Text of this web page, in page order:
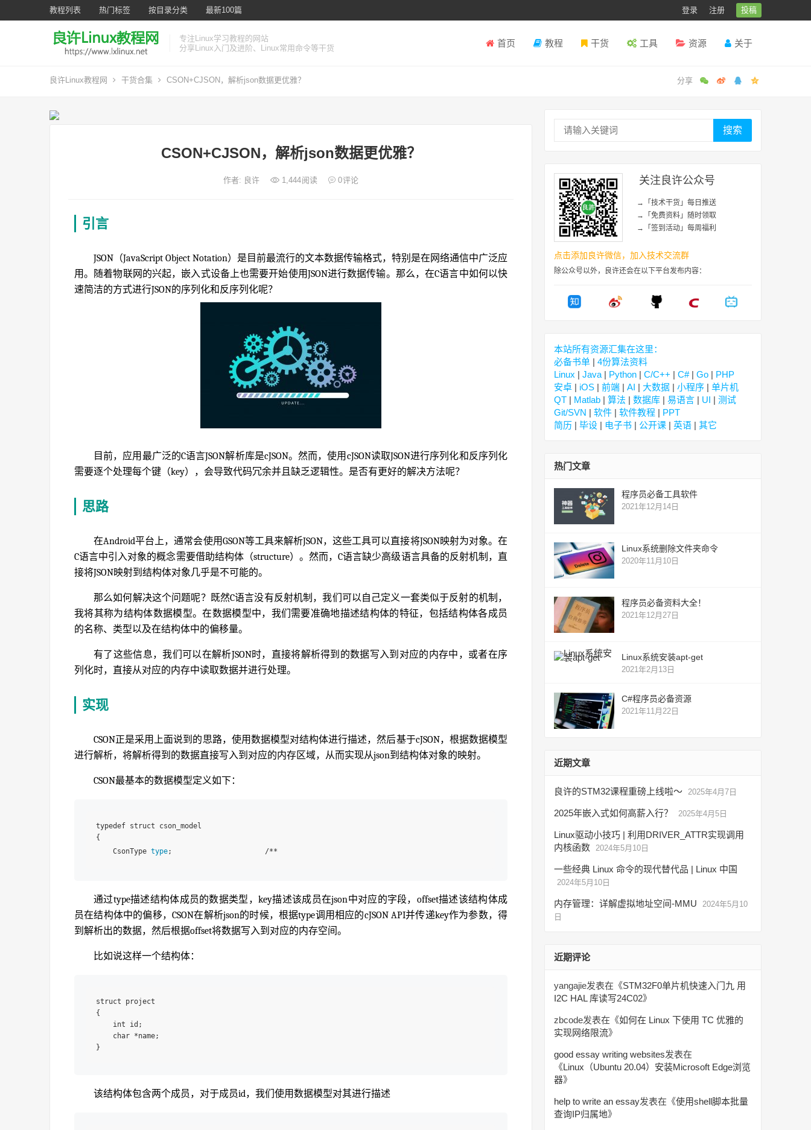
教程列表 热门标签 按目录分类 最新100篇 登录 注册 投稿
专注Linux学习教程的网站
分享Linux入门及进阶、Linux常用命令等干货
首页 教程 干货 工具 资源 关于
良许Linux教程网 干货合集 CSON+CJSON，解析json数据更优雅？
CSON+CJSON，解析json数据更优雅？
作者: 良许 1,444阅读 0评论
引言
JSON（JavaScript Object Notation）是目前最流行的文本数据传输格式，特别是在网络通信中广泛应
用。随着物联网的兴起，嵌入式设备上也需要开始使用JSON进行数据传输。那么，在C语言中如何以快
速简洁的方式进行JSON的序列化和反序列化呢？
目前，应用最广泛的C语言JSON解析库是cJSON。然而，使用cJSON读取JSON进行序列化和反序列化
需要逐个处理每个键（key），会导致代码冗余并且缺乏逻辑性。是否有更好的解决方法呢？
思路
在Android平台上，通常会使用GSON等工具来解析JSON，这些工具可以直接将JSON映射为对象。在
C语言中引入对象的概念需要借助结构体（structure）。然而，C语言缺少高级语言具备的反射机制，直
接将JSON映射到结构体对象几乎是不可能的。
那么如何解决这个问题呢？既然C语言没有反射机制，我们可以自己定义一套类似于反射的机制，
我将其称为结构体数据模型。在数据模型中，我们需要准确地描述结构体的特征，包括结构体各成员
的名称、类型以及在结构体中的偏移量。
有了这些信息，我们可以在解析JSON时，直接将解析得到的数据写入到对应的内存中，或者在序
列化时，直接从对应的内存中读取数据并进行处理。
实现
CSON正是采用上面说到的思路，使用数据模型对结构体进行描述，然后基于cJSON，根据数据模型
进行解析，将解析得到的数据直接写入到对应的内存区域，从而实现从json到结构体对象的映射。
CSON最基本的数据模型定义如下：
typedef struct cson_model
{
CsonType type;                      /**
通过type描述结构体成员的数据类型，key描述该成员在json中对应的字段，offset描述该结构体成
员在结构体中的偏移，CSON在解析json的时候，根据type调用相应的cJSON API并传递key作为参数，得
到解析出的数据，然后根据offset将数据写入到对应的内存空间。
比如说这样一个结构体：
struct project
{
int id;
char *name;
该结构体包含两个成员，对于成员id，我们使用数据模型对其进行描述
搜索
关注良许公众号
→「技术干货」每日推送
→「免费资料」随时领取
→「签到活动」每周福利
点击添加良许微信，加入技术交流群
除公众号以外，良许还会在以下平台发布内容：
本站所有资源汇集在这里：
必备书单 | 4份算法资料
Linux | Java | Python | C/C++ | C#| Go | PHP
安卓 | iOS | 前端 | AI | 大数据 | 小程序 | 单片机
QT | Matlab | 算法 | 数据库 | 易语言 | UI | 测试
Git/SVN | 软件 | 软件教程 | PPT
简历 | 毕设 | 电子书 | 公开课 | 英语 | 其它
热门文章
程序员必备工具软件
2021年12月14日
Linux系统删除文件夹命令
2020年11月10日
程序员必备资料大全！
2021年12月27日
Linux系统安装apt-get
2021年2月13日
C#程序员必备资源
2021年11月22日
近期文章
良许的STM32课程重磅上线啦～ 2025年4月7日
2025年嵌入式如何高薪入行？ 2025年4月5日
Linux驱动小技巧 | 利用DRIVER_ATTR实现调用
内核函数 2024年5月10日
一些经典 Linux 命令的现代替代品 | Linux 中国
2024年5月10日
内存管理：详解虚拟地址空间-MMU
2024年5月10
日
近期评论
yangajie发表在《STM32F0单片机快速入门九 用
I2C HAL 库读写24C02》
zbcode发表在《如何在 Linux 下使用 TC 优雅的
实现网络限流》
good essay writing websites发表在
《Linux（Ubuntu 20.04）安装Microsoft Edge浏览
器》
help to write an essay发表在《使用shell脚本批量
查询IP归属地》